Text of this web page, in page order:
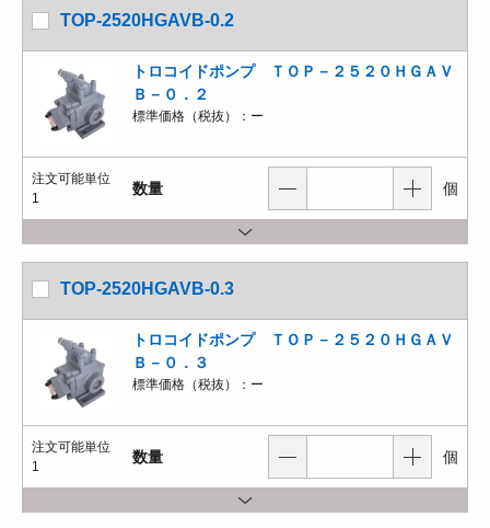
TOP-2520HGAVB-0.2
トロコイドポンプ ＴＯＰ－２５２０ＨＧＡＶ
Ｂ－０．２
標準価格（税抜）： ー
注文可能単位
1
数量 個
TOP-2520HGAVB-0.3
トロコイドポンプ ＴＯＰ－２５２０ＨＧＡＶ
Ｂ－０．３
標準価格（税抜）： ー
注文可能単位
1
数量 個